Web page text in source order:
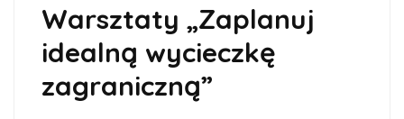
Warsztaty „Zaplanuj
idealną wycieczkę
zagraniczną”